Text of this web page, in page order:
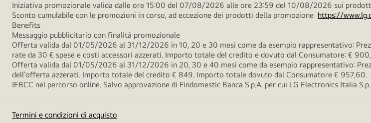
Iniziativa promozionale valida dalle ore 15:00 del 07/08/2026 alle ore 23:59 del 10/08/2026 sui
Sconto cumulabile con le promozioni in corso, ad eccezione dei prodotti della promozione https://
Benefits
Messaggio pubblicitario con finalità promozionale
Offerta valida dal 01/05/2026 al 31/12/2026 in 10, 20 e 30 mesi come da esempio rappresentativo:
rate da 30 € spese e costi accessori azzerati. Importo totale del credito e dovuto dal Consumatore: €
Offerta valida dal 01/05/2026 al 31/12/2026 in 20, 30 e 40 mesi come da esempio rappresentativo:
dell’offerta azzerati. Importo totale del credito € 849. Importo totale dovuto dal Consumatore € 957,60.
IEBCC nel percorso online. Salvo approvazione di Findomestic Banca S.p.A. per cui LG Electronics Italia
Termini e condizioni di acquisto